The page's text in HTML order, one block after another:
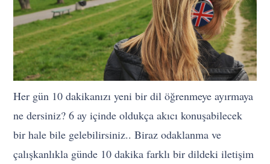
Her gün 10 dakikanızı yeni bir dil öğrenmeye ayırmaya
ne dersiniz? 6 ay içinde oldukça akıcı konuşabilecek
bir hale bile gelebilirsiniz.. Biraz odaklanma ve
çalışkanlıkla günde 10 dakika farklı bir dildeki iletişim